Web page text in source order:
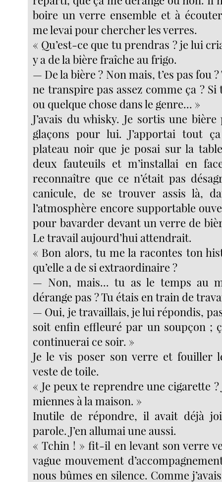
boire un verre ensemble et à
me levai pour chercher les verres.
« Qu’est-ce que tu prendras ? je lui
y a de la bière fraîche au frigo.
— De la bière ? Non mais, t’es pas fou
ne transpire pas assez comme ça ? Si
ou quelque chose dans le genre... »
J’avais du whisky. Je sortis une
glaçons pour lui. J’apportai tout
plateau noir que je posai sur la
deux fauteuils et m’installai en
reconnaître que ce n’était pas
canicule, de se trouver assis là,
l’atmosphère encore supportable
pour bavarder devant un verre de
Le travail aujourd’hui attendrait.
« Bon alors, tu me la racontes ton
qu’elle a de si extraordinaire ?
— Non, mais... tu as le temps au
dérange pas ? Tu étais en train de
— Oui, je travaillais, je lui répondis,
soit enfin effleuré par un soupçon ;
continuerai ce soir. »
Je le vis poser son verre et fouiller
veste de toile.
« Je peux te reprendre une cigarette ?
miennes à la maison. »
Inutile de répondre, il avait déjà
parole. J’en allumai une aussi.
« Tchin ! » fit-il en levant son verre
vague mouvement
nous bûmes en silence. Comme